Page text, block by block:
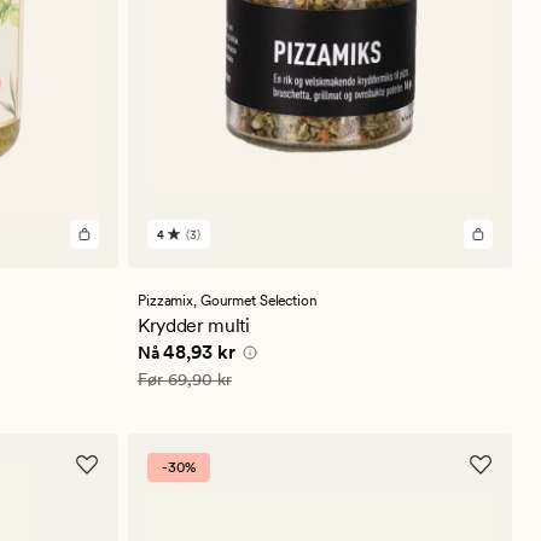
3
en
gjennomsnittlig
vurdering
på
4
4 (3)
Pizzamix, Gourmet Selection
Krydder multi
Nåværende pris
Nå48,93 kr
Vanlig pris 69,90 kr
Før69,90 kr
-30%